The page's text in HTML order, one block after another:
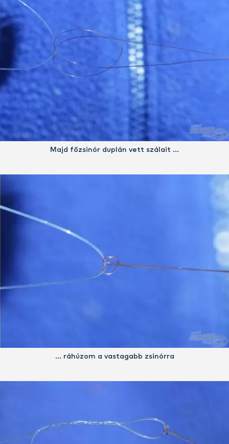
Majd főzsinór duplán vett szálait …
… ráhúzom a vastagabb zsinórra